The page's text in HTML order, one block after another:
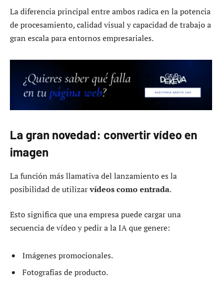
La diferencia principal entre ambos radica en la potencia
de procesamiento, calidad visual y capacidad de trabajo a
gran escala para entornos empresariales.
La gran novedad: convertir vídeo en
imagen
La función más llamativa del lanzamiento es la
posibilidad de utilizarvídeos como entrada.
Esto significa que una empresa puede cargar una
secuencia de vídeo y pedir a la IA que genere:
Imágenes promocionales.
Fotografías de producto.